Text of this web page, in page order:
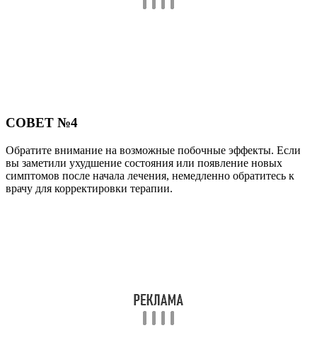
СОВЕТ №4
Обратите внимание на возможные побочные эффекты. Если
вы заметили ухудшение состояния или появление новых
симптомов после начала лечения, немедленно обратитесь к
врачу для корректировки терапии.